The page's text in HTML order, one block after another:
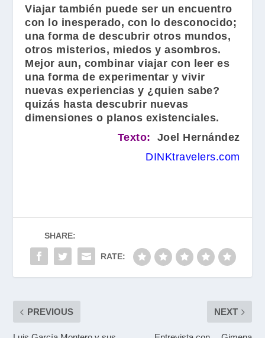
Viajar también puede ser un encuentro
con lo inesperado, con lo desconocido;
una forma de descubrir otros mundos,
otros misterios, miedos y asombros.
Mejor aun, combinar viajar con leer es
una forma de experimentar y vivir
nuevas experiencias y ¿quien sabe?
quizás hasta descubrir nuevas
dimensiones o planos existenciales.
Texto: Joel Hernández
DINKtravelers.com
SHARE:
RATE:
PREVIOUS NEXT